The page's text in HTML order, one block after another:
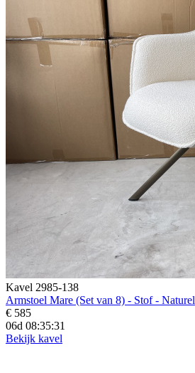
Kavel 2985-138
Armstoel Mare (Set van 8) - Stof - Naturel
€ 585
06d 08:35:29
Bekijk kavel